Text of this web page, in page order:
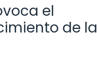
el
de la